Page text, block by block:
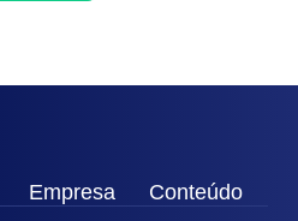
Empresa Conteúdo